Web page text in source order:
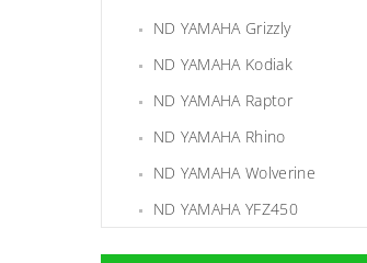
ND YAMAHA Grizzly
ND YAMAHA Kodiak
ND YAMAHA Raptor
ND YAMAHA Rhino
ND YAMAHA Wolverine
ND YAMAHA YFZ450